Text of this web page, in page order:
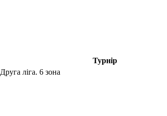
Турнір
Друга ліга. 6 зона